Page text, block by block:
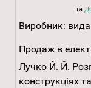
та
Виробник:
Продаж в
Лучко Й. Й.
конструкціях